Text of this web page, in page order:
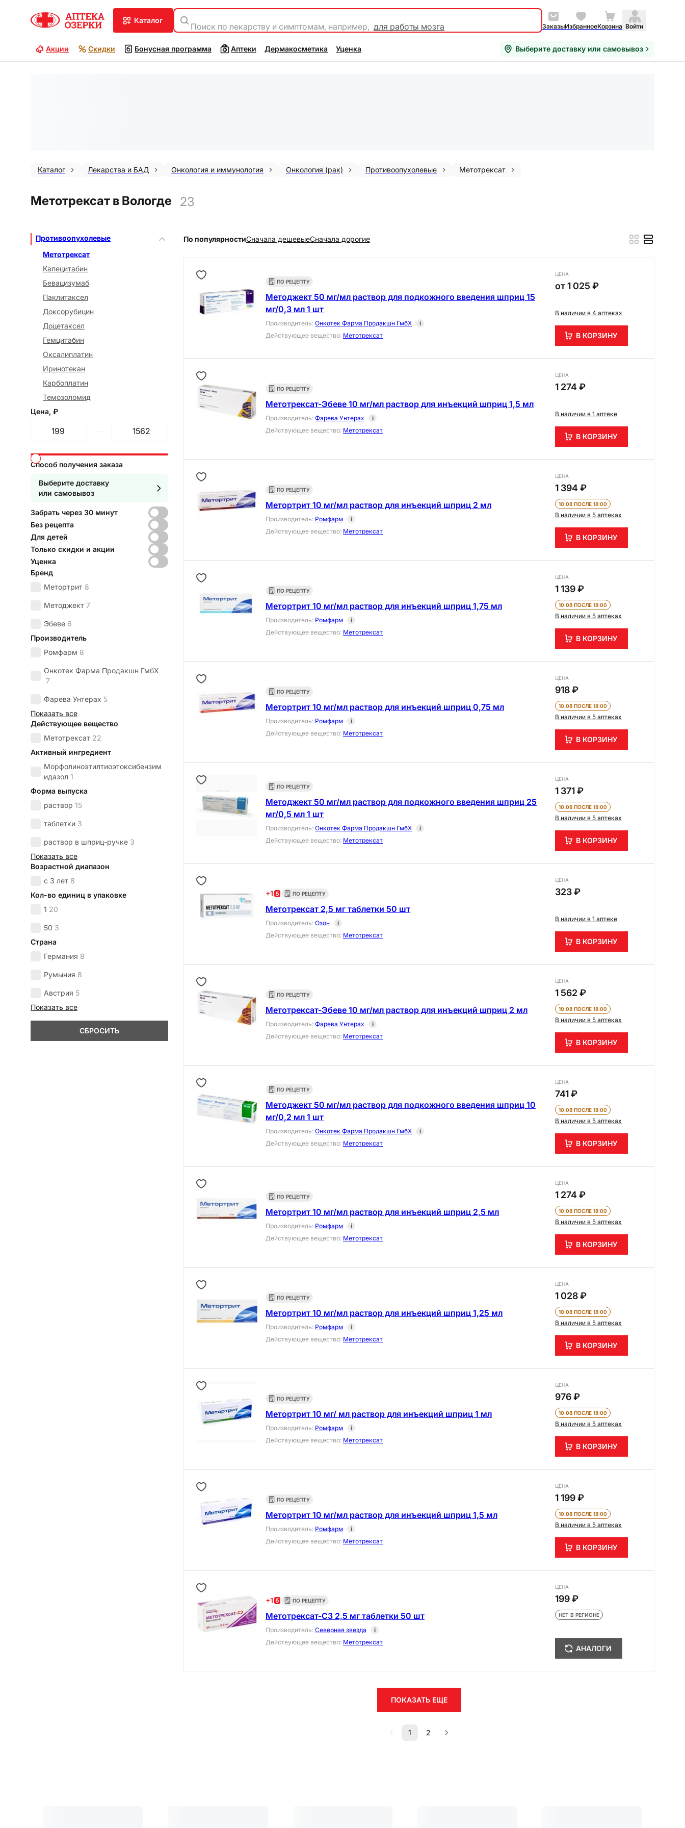
каталог
Поиск по лекарству и симптомам, например, для работы мозга ЗаказыИзбранноеКорзина Войти
Акции Скидки Бонусная программа Аптеки Дермакосметика Уценка Выберите доставку или самовывоз
Каталог Лекарства и БАД Онкология и иммунология Онкология (рак) Противоопухолевые Метотрексат
Метотрексат в Вологде 23
Противоопухолевые
Метотрексат
Капецитабин
Бевацизумаб
Паклитаксел
Доксорубицин
Доцетаксел
Гемцитабин
Оксалиплатин
Иринотекан
Карбоплатин
Темозоломид
Цена, ₽
Способ получения заказа
Выберите доставку
или самовывоз
Забрать через 30 минут
Без рецепта
Для детей
Только скидки и акции
Уценка
Бренд
Метортрит 8
Методжект 7
Эбеве 6
Производитель
Ромфарм 8
Онкотек Фарма Продакшн ГмбХ
7
Фарева Унтерах 5
Показать все
Действующее вещество
Метотрексат 22
Активный ингредиент
Морфолиноэтилтиоэтоксибензим
идазол 1
Форма выпуска
раствор 15
таблетки 3
раствор в шприц-ручке 3
Показать все
Возрастной диапазон
с 3 лет 8
Кол-во единиц в упаковке
1 20
50 3
Страна
Германия 8
Румыния 8
Австрия 5
Показать все
СБРОСИТЬ
По популярностиCначала дешевыеCначала дорогие
ПО РЕЦЕПТУ
Методжект 50 мг/мл раствор для подкожного введения шприц 15
мг/0,3 мл 1 шт
Производитель: Онкотек Фарма Продакшн ГмбХ
i
Действующее вещество: Метотрексат
ЦЕНА
от1 025 ₽
В наличии в 4 аптеках
В КОРЗИНУ
ПО РЕЦЕПТУ
Метотрексат-Эбеве 10 мг/мл раствор для инъекций шприц 1,5 мл
Производитель: Фарева Унтерах
i
Действующее вещество: Метотрексат
ЦЕНА
1 274 ₽
В наличии в 1 аптеке
В КОРЗИНУ
ПО РЕЦЕПТУ
Метортрит 10 мг/мл раствор для инъекций шприц 2 мл
Производитель: Ромфарм
i
Действующее вещество: Метотрексат
ЦЕНА
1 394 ₽
10.08 ПОСЛЕ 18:00
В наличии в 5 аптеках
В КОРЗИНУ
ПО РЕЦЕПТУ
Метортрит 10 мг/мл раствор для инъекций шприц 1,75 мл
Производитель: Ромфарм
i
Действующее вещество: Метотрексат
ЦЕНА
1 139 ₽
10.08 ПОСЛЕ 18:00
В наличии в 5 аптеках
В КОРЗИНУ
ПО РЕЦЕПТУ
Метортрит 10 мг/мл раствор для инъекций шприц 0,75 мл
Производитель: Ромфарм
i
Действующее вещество: Метотрексат
ЦЕНА
918 ₽
10.08 ПОСЛЕ 18:00
В наличии в 5 аптеках
В КОРЗИНУ
ПО РЕЦЕПТУ
Методжект 50 мг/мл раствор для подкожного введения шприц 25
мг/0,5 мл 1 шт
Производитель: Онкотек Фарма Продакшн ГмбХ
i
Действующее вещество: Метотрексат
ЦЕНА
1 371 ₽
10.08 ПОСЛЕ 18:00
В наличии в 5 аптеках
В КОРЗИНУ
+1 ПО РЕЦЕПТУ
Метотрексат 2,5 мг таблетки 50 шт
Производитель: Озон
i
Действующее вещество: Метотрексат
ЦЕНА
323 ₽
В наличии в 1 аптеке
В КОРЗИНУ
ПО РЕЦЕПТУ
Метотрексат-Эбеве 10 мг/мл раствор для инъекций шприц 2 мл
Производитель: Фарева Унтерах
i
Действующее вещество: Метотрексат
ЦЕНА
1 562 ₽
10.08 ПОСЛЕ 18:00
В наличии в 5 аптеках
В КОРЗИНУ
ПО РЕЦЕПТУ
Методжект 50 мг/мл раствор для подкожного введения шприц 10
мг/0,2 мл 1 шт
Производитель: Онкотек Фарма Продакшн ГмбХ
i
Действующее вещество: Метотрексат
ЦЕНА
741 ₽
10.08 ПОСЛЕ 18:00
В наличии в 5 аптеках
В КОРЗИНУ
ПО РЕЦЕПТУ
Метортрит 10 мг/мл раствор для инъекций шприц 2,5 мл
Производитель: Ромфарм
i
Действующее вещество: Метотрексат
ЦЕНА
1 274 ₽
10.08 ПОСЛЕ 18:00
В наличии в 5 аптеках
В КОРЗИНУ
ПО РЕЦЕПТУ
Метортрит 10 мг/мл раствор для инъекций шприц 1,25 мл
Производитель: Ромфарм
i
Действующее вещество: Метотрексат
ЦЕНА
1 028 ₽
10.08 ПОСЛЕ 18:00
В наличии в 5 аптеках
В КОРЗИНУ
ПО РЕЦЕПТУ
Метортрит 10 мг/ мл раствор для инъекций шприц 1 мл
Производитель: Ромфарм
i
Действующее вещество: Метотрексат
ЦЕНА
976 ₽
10.08 ПОСЛЕ 18:00
В наличии в 5 аптеках
В КОРЗИНУ
ПО РЕЦЕПТУ
Метортрит 10 мг/мл раствор для инъекций шприц 1,5 мл
Производитель: Ромфарм
i
Действующее вещество: Метотрексат
ЦЕНА
1 199 ₽
10.08 ПОСЛЕ 18:00
В наличии в 5 аптеках
В КОРЗИНУ
+1 ПО РЕЦЕПТУ
Метотрексат-СЗ 2,5 мг таблетки 50 шт
Производитель: Северная звезда
i
Действующее вещество: Метотрексат
ЦЕНА
199 ₽
НЕТ В РЕГИОНЕ
АНАЛОГИ
ПОКАЗАТЬ ЕЩЕ
1 2